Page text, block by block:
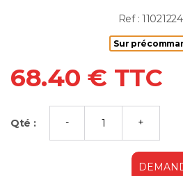
Ref :
Sur
68.40 € TTC
Qté :